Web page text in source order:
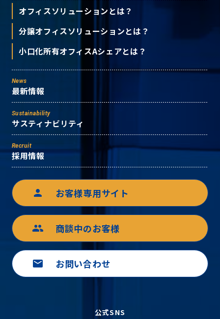
オフィスソリューションとは？
分譲オフィスソリューションとは？
小口化所有オフィスAシェアとは？
News
最新情報
Sustainability
サスティナビリティ
Recruit
採用情報
person お客様専用サイト
group 商談中のお客様
mail お問い合わせ
公式SNS